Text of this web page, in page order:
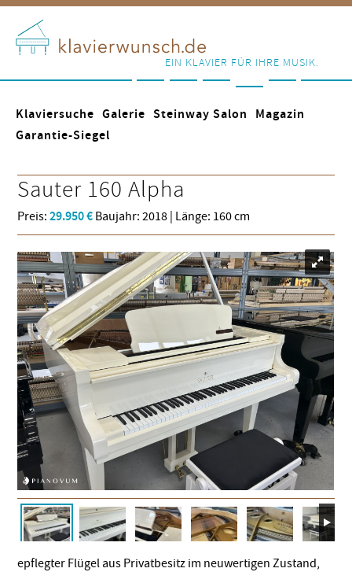
EIN KLAVIER FÜR IHRE MUSIK.
Klaviersuche Galerie Steinway Salon
Magazin
Garantie-Siegel
Sauter 160 Alpha
Preis:29.950 € Baujahr: 2018 | Länge: 160 cm
epflegter Flügel aus Privatbesitz im neuwertigen Zustand,